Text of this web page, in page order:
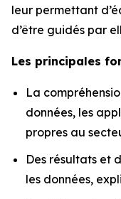
leur permettant
d’être guidés par
Les principales
La
données, les
propres au
Des résultats et
les données,